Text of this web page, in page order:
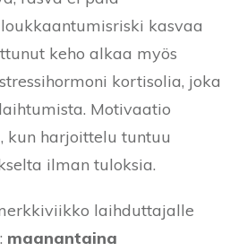
kasvaa
keho alkaa myös
kortisolia, joka
Motivaatio
kun harjoittelu tuntuu
ilman tuloksia.
laihduttajalle
maanantaina